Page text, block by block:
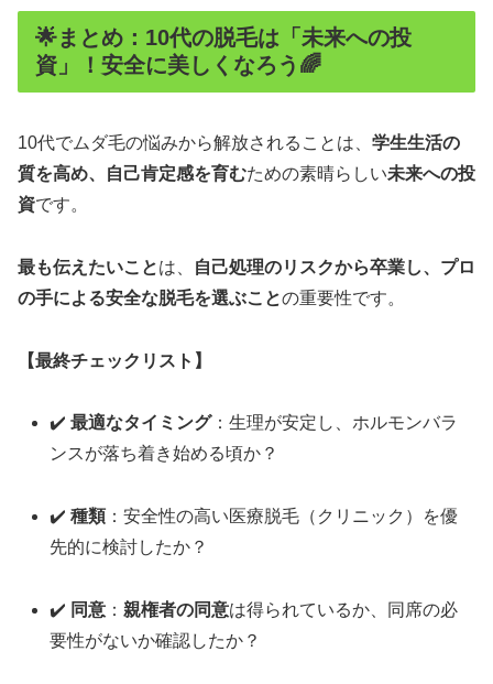
🌟まとめ：10代の脱毛は「未来への投
資」！安全に美しくなろう🌈
10代でムダ毛の悩みから解放されることは、 学生生活の
質を高め、自己肯定感を育むための素晴らしい未来への投
資です。
最も伝えたいことは、
自己処理のリスクから卒業し、プロ
の手による安全な脱毛を選ぶことの重要性です。
【最終チェックリスト】
✔️最適なタイミング：生理が安定し、ホルモンバラ
ンスが落ち着き始める頃か？
✔️種類：安全性の高い医療脱毛（クリニック）を優
先的に検討したか？
✔️ 同意 ：親権者の同意は得られているか、同席の必
要性がないか確認したか？